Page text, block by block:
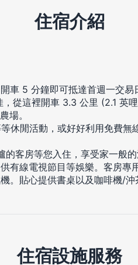
住宿介紹
車 5 分鐘即可抵達首週一交
從這裡開車 3.3 公里 (2.1 英
場。
休閒活動，或好好利用免費無
客房等您入住，享受家一般
有線電視節目等娛樂。客房專
。貼心提供書桌以及咖啡機/
住宿設施服務